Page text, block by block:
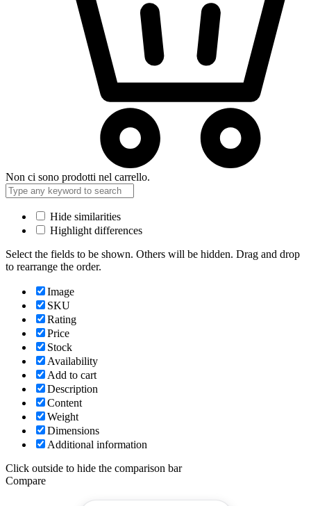
Non ci sono prodotti nel carrello.
Hide similarities
Highlight differences
Select the fields to be shown. Others will be hidden. Drag and drop
to rearrange the order.
Image
SKU
Rating
Price
Stock
Availability
Add to cart
Description
Content
Weight
Dimensions
Additional information
Click outside to hide the comparison bar
Compare